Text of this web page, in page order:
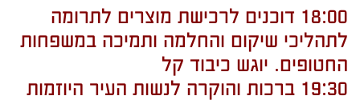
18:00 דוכנים לרכישת מוצרים לתרומה
לתהליכי שיקום והחלמה ותמיכה במשפחות
החטופים. יוגש כיבוד קל
19:30 ברכות והוקרה לנשות העיר היוזמות